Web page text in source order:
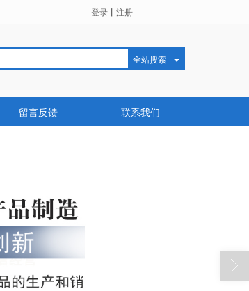
登录 丨 注册
全站搜索
留言反馈 联系我们